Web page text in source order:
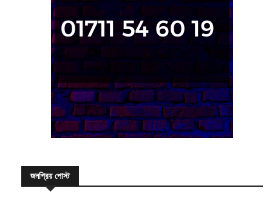
জনপ্রিয় পোস্ট